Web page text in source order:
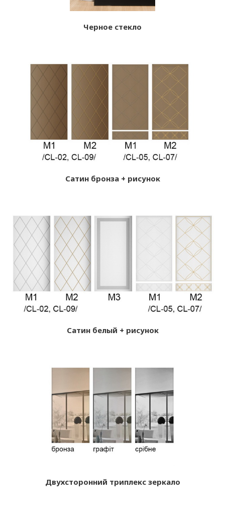
Черное стекло
Сатин бронза + рисунок
Сатин белый + рисунок
Двухсторонний триплекс зеркало